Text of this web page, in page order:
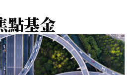
點基金